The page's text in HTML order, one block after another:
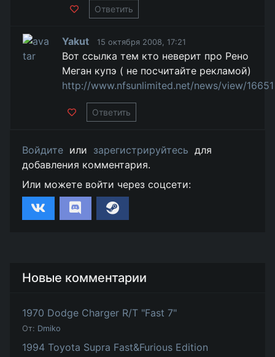
Ответить
Yakut 15 октября 2008, 17:21
Вот ссылка тем кто неверит про Рено
Меган купэ ( не посчитайте рекламой)
http://www.nfsunlimited.net/news/view/16651
Ответить
Войдите или зарегистрируйтесь для
добавления комментария.
Или можете войти через соцсети:
Новые комментарии
1970 Dodge Charger R/T "Fast 7"
От: Dmiko
1994 Toyota Supra Fast&Furious Edition